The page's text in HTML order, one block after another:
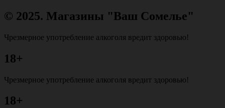
© 2025. Магазины "Ваш Сомелье"
Чрезмерное употребление алкоголя вредит здоровью!
18+
Чрезмерное употребление алкоголя вредит здоровью!
18+